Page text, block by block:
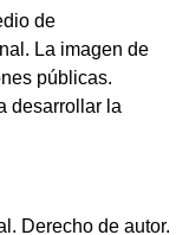
de
La imagen de
públicas.
desarrollar la
Derecho de autor.